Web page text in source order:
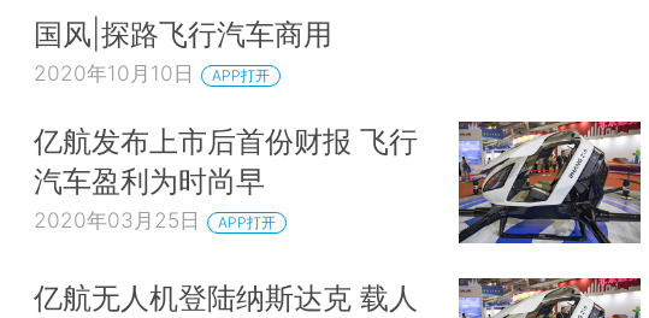
国风|探路飞行汽车商用
2020年10月10日 APP打开
亿航发布上市后首份财报 飞行
汽车盈利为时尚早
2020年03月25日 APP打开
亿航无人机登陆纳斯达克 载人